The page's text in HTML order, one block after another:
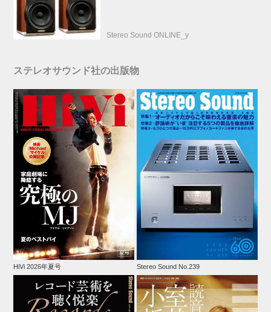
Stereo Sound ONLINE_y
ステレオサウンド社の出版物
HiVi 2026年夏号 Stereo Sound No.239